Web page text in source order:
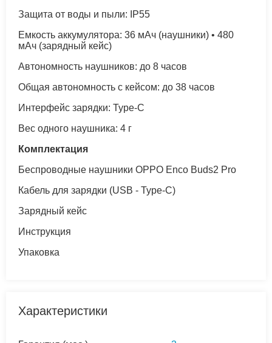
Защита от воды и пыли: IP55
Емкость аккумулятора: 36 мАч (наушники) • 480
мАч (зарядный кейс)
Автономность наушников: до 8 часов
Общая автономность с кейсом: до 38 часов
Интерфейс зарядки: Type-C
Вес одного наушника: 4 г
Комплектация
Беспроводные наушники OPPO Enco Buds2 Pro
Кабель для зарядки (USB - Type-C)
Зарядный кейс
Инструкция
Упаковка
Характеристики